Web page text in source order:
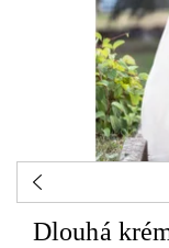
Dlouhá